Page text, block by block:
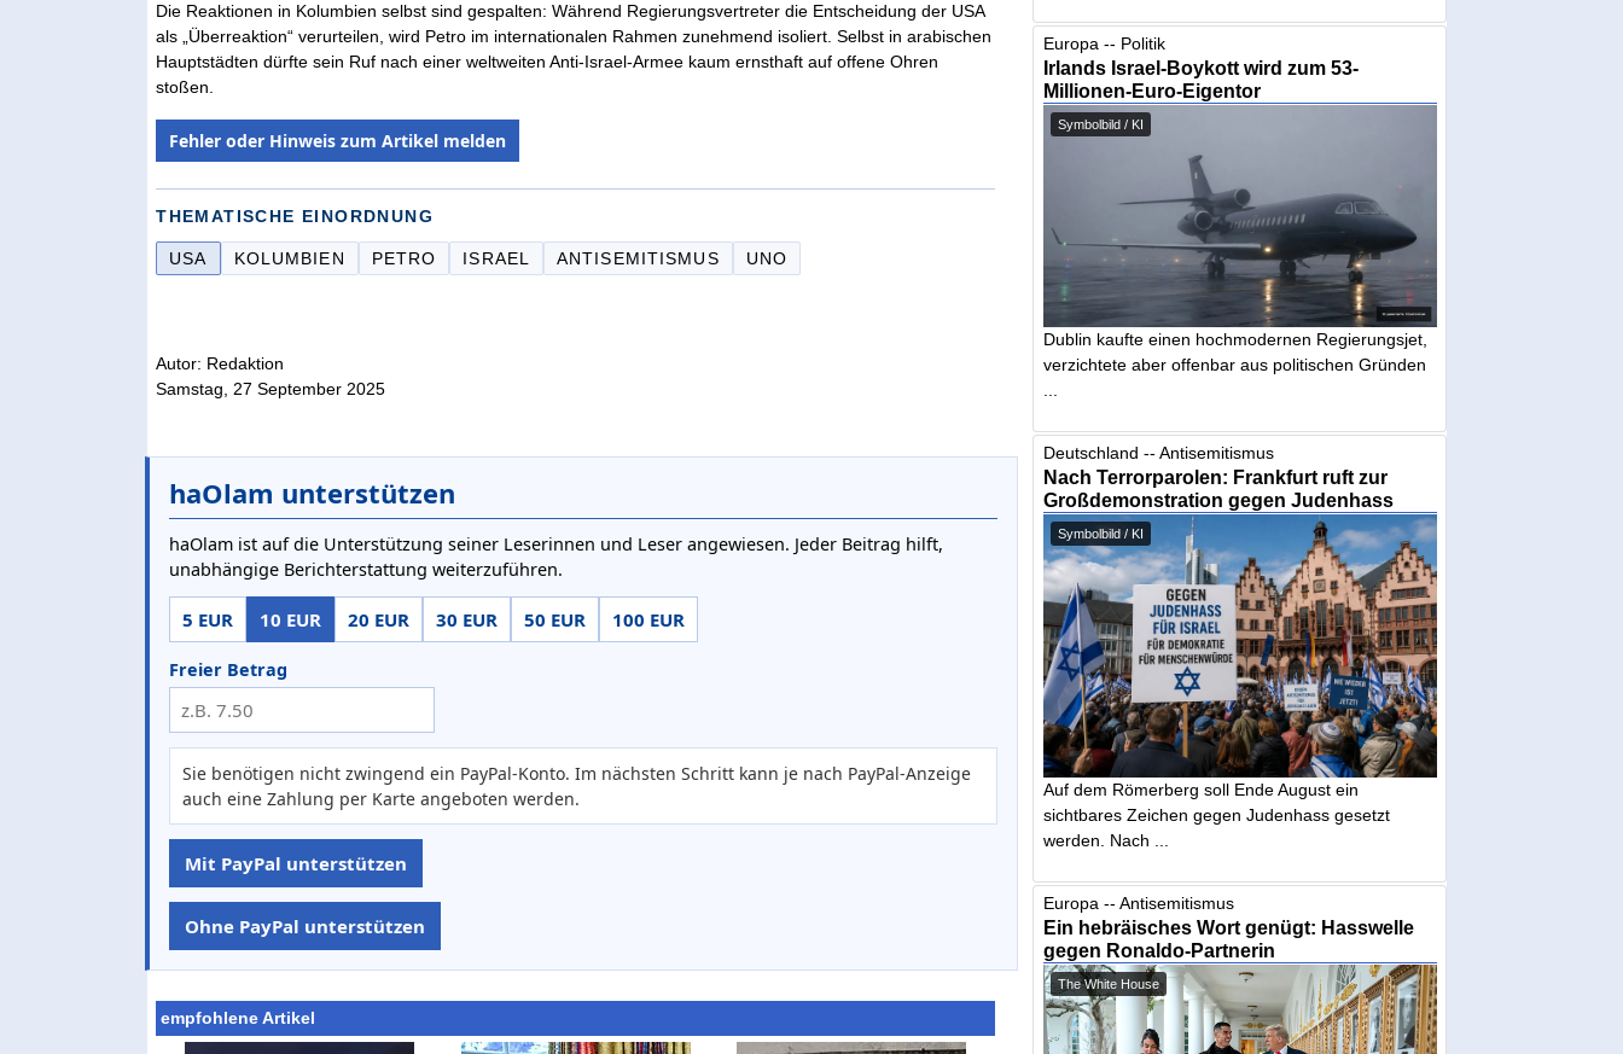
Die Reaktionen in Kolumbien selbst sind gespalten: Während Regierungsvertreter die Entscheidung der USA
als „Überreaktion“ verurteilen, wird Petro im internationalen Rahmen zunehmend isoliert. Selbst in arabischen
Hauptstädten dürfte sein Ruf nach einer weltweiten Anti-Israel-Armee kaum ernsthaft auf offene Ohren
stoßen.
Fehler oder Hinweis zum Artikel melden
THEMATISCHE EINORDNUNG
USA KOLUMBIEN PETRO ISRAEL ANTISEMITISMUS UNO
Autor: Redaktion
Samstag, 27 September 2025
haOlam unterstützen
haOlam ist auf die Unterstützung seiner Leserinnen und Leser angewiesen. Jeder Beitrag hilft,
unabhängige Berichterstattung weiterzuführen.
5 EUR 10 EUR 20 EUR 30 EUR 50 EUR 100 EUR
Freier Betrag
Sie benötigen nicht zwingend ein PayPal-Konto. Im nächsten Schritt kann je nach PayPal-Anzeige
auch eine Zahlung per Karte angeboten werden.
Mit PayPal unterstützen
Ohne PayPal unterstützen
empfohlene Artikel
Europa -- Politik
Irlands Israel-Boykott wird zum 53-
Millionen-Euro-Eigentor
Symbolbild / KI
Dublin kaufte einen hochmodernen Regierungsjet,
verzichtete aber offenbar aus politischen Gründen
Deutschland -- Antisemitismus
Nach Terrorparolen: Frankfurt ruft zur
Großdemonstration gegen Judenhass
Symbolbild / KI
Auf dem Römerberg soll Ende August ein
sichtbares Zeichen gegen Judenhass gesetzt
werden. Nach ...
Europa -- Antisemitismus
Ein hebräisches Wort genügt: Hasswelle
gegen Ronaldo-Partnerin
The White House